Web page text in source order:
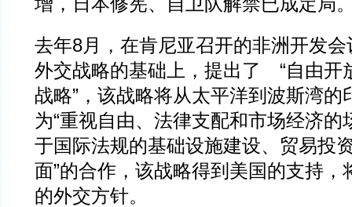
去年8月，在肯尼亚召开的非洲开发
外交战略的基础上，提出了 “自由开
战略”，该战略将从太平洋到波斯湾的
为“重视自由、法律支配和市场经济的
于国际法规的基础设施建设、贸易投
面”的合作，该战略得到美国的支持，
的外交方针。